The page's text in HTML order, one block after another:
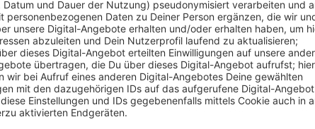
In den zwei Stunden sprechen die beiden ausführlich
vom 1.- 3. Oktober 2021 in Düsseldorf stattfindet.
Geschichten dazu.
Zudem gibt er einen Einblick über Privates mit Blick
Zukunft.